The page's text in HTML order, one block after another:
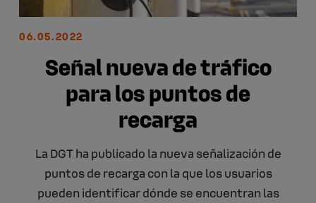
06.05.2022
Señal nueva de tráfico
para los puntos de
recarga
La DGT ha publicado la nueva señalización de
puntos de recarga con la que los usuarios
pueden identificar dónde se encuentran las